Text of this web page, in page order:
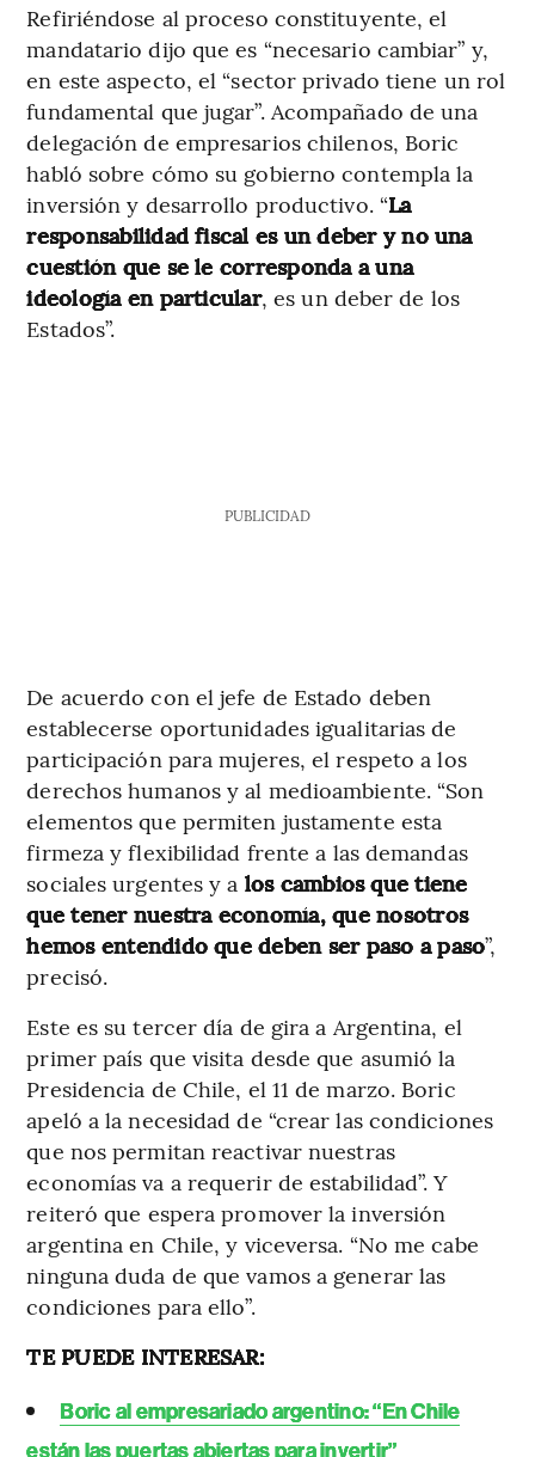
Refiriéndose al proceso constituyente, el
mandatario dijo que es “necesario cambiar” y,
en este aspecto, el “sector privado tiene un rol
fundamental que jugar”. Acompañado de una
delegación de empresarios chilenos, Boric
habló sobre cómo su gobierno contempla la
inversión y desarrollo productivo. “La
responsabilidad fiscal es un deber y no una
cuestión que se le corresponda a una
ideología en particular, es un deber de los
Estados”.
PUBLICIDAD
De acuerdo con el jefe de Estado deben
establecerse oportunidades igualitarias de
participación para mujeres, el respeto a los
derechos humanos y al medioambiente. “Son
elementos que permiten justamente esta
firmeza y flexibilidad frente a las demandas
sociales urgentes y a los cambios que tiene
que tener nuestra economía, que nosotros
hemos entendido que deben ser paso a paso”,
precisó.
Este es su tercer día de gira a Argentina, el
primer país que visita desde que asumió la
Presidencia de Chile, el 11 de marzo. Boric
apeló a la necesidad de “crear las condiciones
que nos permitan reactivar nuestras
economías va a requerir de estabilidad”. Y
reiteró que espera promover la inversión
argentina en Chile, y viceversa. “No me cabe
ninguna duda de que vamos a generar las
condiciones para ello”.
TE PUEDE INTERESAR:
Boric al empresariado argentino: “En Chile
están las puertas abiertas para invertir”